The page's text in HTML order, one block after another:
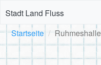
Stadt Land Fluss
Startseite Ruhmeshalle